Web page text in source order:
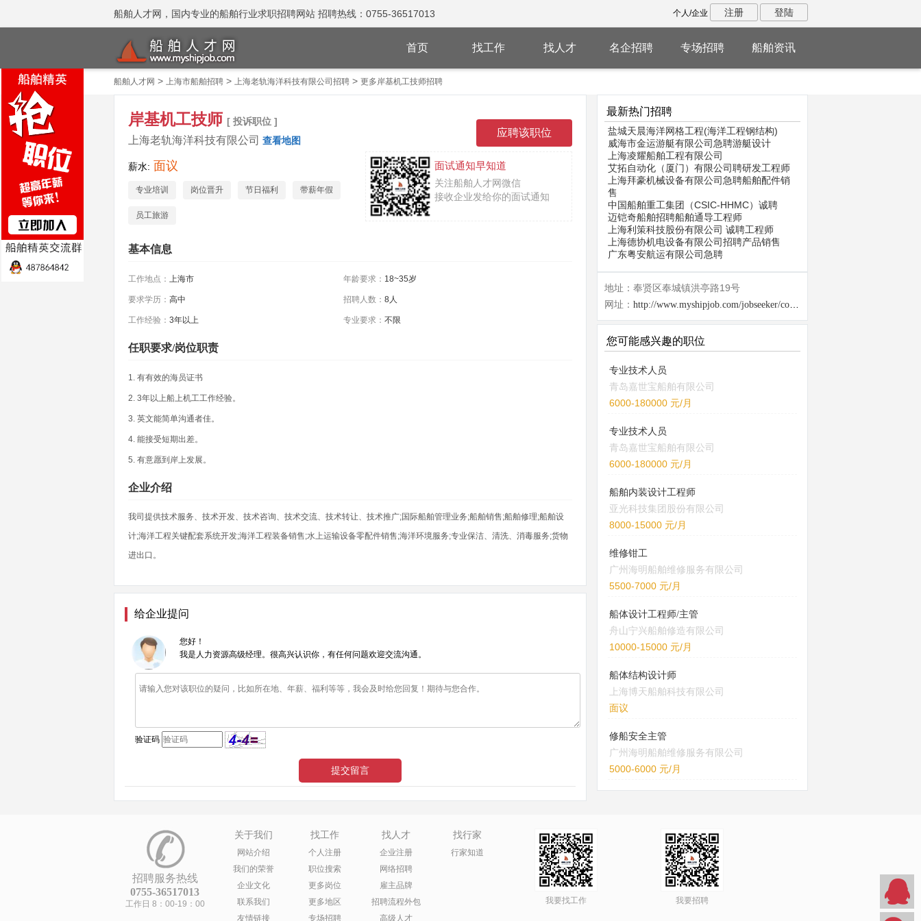
船舶人才网，国内专业的船舶行业求职招聘网站 招聘热线：0755-36517013 个人/企业 注册 登陆
首页 找工作 找人才 名企招聘 专场招聘 船舶资讯
船舶人才网 > 上海市船舶招聘> 上海老轨海洋科技有限公司招聘> 更多岸基机工技师招聘
岸基机工技师 [ 投诉职位 ]
上海老轨海洋科技有限公司 查看地图
薪水: 面议 面试通知早知道
关注船舶人才网微信
接收企业发给你的面试通知
专业培训 岗位晋升 节日福利 带薪年假
员工旅游
基本信息
工作地点： 上海市 年龄要求： 18~35岁
要求学历： 高中 招聘人数： 8人
工作经验： 3年以上 专业要求： 不限
任职要求/岗位职责
1. 有有效的海员证书
2. 3年以上船上机工工作经验。
3. 英文能简单沟通者佳。
4. 能接受短期出差。
5. 有意愿到岸上发展。
企业介绍
我司提供技术服务、技术开发、技术咨询、技术交流、技术转让、技术推广;国际船舶管理业务;船舶销售;船舶修理;船舶设
计;海洋工程关键配套系统开发;海洋工程装备销售;水上运输设备零配件销售;海洋环境服务;专业保洁、清洗、消毒服务;货物
进出口。
给企业提问
您好！
我是人力资源高级经理。很高兴认识你，有任何问题欢迎交流沟通。
验证码
最新热门招聘
盐城天晨海洋网格工程(海洋工程钢结构)
威海市金运游艇有限公司急聘游艇设计
上海凌耀船舶工程有限公司
艾拓自动化（厦门）有限公司聘研发工程师
上海拜豪机械设备有限公司急聘船舶配件销
售
中国船舶重工集团（CSIC-HHMC）诚聘
迈铠奇船舶招聘船舶通导工程师
上海利策科技股份有限公司 诚聘工程师
上海德协机电设备有限公司招聘产品销售
广东粤安航运有限公司急聘
地址：奉贤区奉城镇洪亭路19号
网址： http://www.myshipjob.com/jobseeker/company/29268.html
您可能感兴趣的职位
专业技术人员
青岛嘉世宝船舶有限公司
6000-180000 元/月
专业技术人员
青岛嘉世宝船舶有限公司
6000-180000 元/月
船舶内装设计工程师
亚光科技集团股份有限公司
8000-15000 元/月
维修钳工
广州海明船舶维修服务有限公司
5500-7000 元/月
船体设计工程师/主管
舟山宁兴船舶修造有限公司
10000-15000 元/月
船体结构设计师
上海博天船舶科技有限公司
面议
修船安全主管
广州海明船舶维修服务有限公司
5000-6000 元/月
招聘服务热线
0755-36517013
工作日 8：00-19：00
关于我们
网站介绍
我们的荣誉
企业文化
联系我们
友情链接
找工作
个人注册
职位搜索
更多岗位
更多地区
专场招聘
找人才
企业注册
网络招聘
雇主品牌
招聘流程外包
高级人才
找行家
行家知道
我要找工作 我要招聘